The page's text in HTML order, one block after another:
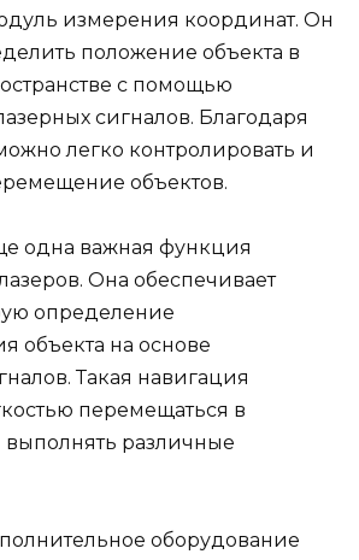
измерения координат. Он
положение объекта в
с помощью
сигналов. Благодаря
легко контролировать и
объектов.
одна важная функция
Она обеспечивает
определение
объекта на основе
Такая навигация
перемещаться в
выполнять различные
оборудование